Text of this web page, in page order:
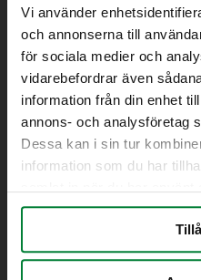
Vi använder
och annonserna till
för sociala medier och
vidarebefordrar även
information från din enhet
annons- och analysföretag
Dessa kan i sin tur
information som du har
Materiale:
pulverlakeret stål
Dimensioner: h x b x
Inkluderer indkastlem
Mulige tilbehør
Longopac
Dåseholder
Fyldemåler
Farver